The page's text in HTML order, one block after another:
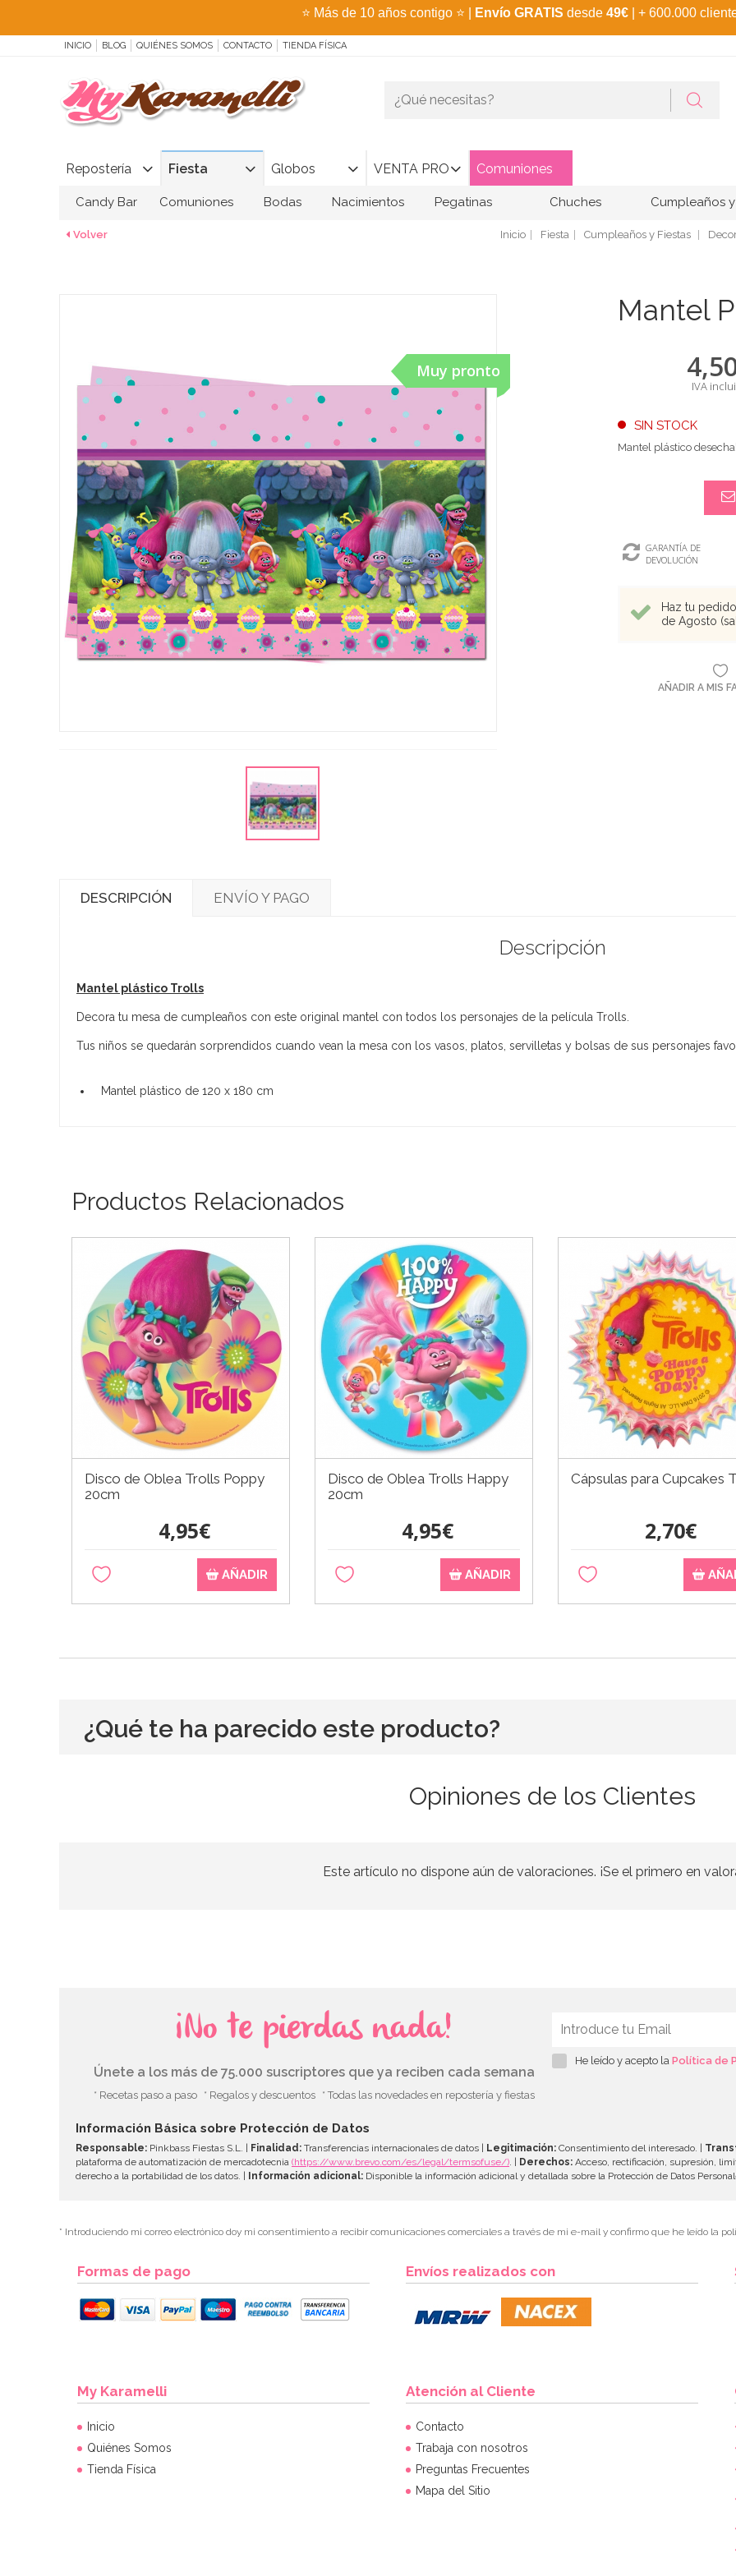
⭐ Más de 10 años contigo ⭐ Envío GRATIS desde 49€ | + 600.000
INICIO BLOG QUIÉNES SOMOS CONTACTO TIENDA FÍSICA
Repostería Fiesta Globos VENTA PRO Comuniones
Candy Bar Comuniones Bodas Nacimientos Pegatinas Chuches Cumpleaños
Volver Inicio Fiesta Cumpleaños y Fiestas
Muy pronto
Mantel
IVA
SIN STOCK
Mantel plástico
GARANTÍA DE
DEVOLUCIÓN
Haz tu
de Agosto
AÑADIR A MIS
DESCRIPCIÓN ENVÍO Y PAGO
Descripción
Mantel plástico Trolls
Decora tu mesa de cumpleaños con este original mantel con todos los personajes de la película Trolls.
Tus niños se quedarán sorprendidos cuando vean la mesa con los vasos, platos, servilletas y bolsas de sus personajes
Mantel plástico de 120 x 180 cm
Productos Relacionados
Disco de Oblea Trolls Poppy
20cm
4,95€
AÑADIR
Disco de Oblea Trolls Happy
20cm
4,95€
AÑADIR
Cápsulas para Cupcakes
2,70€
¿Qué te ha parecido este producto?
Opiniones de los Clientes
Este artículo no dispone aún de valoraciones. ¡Se el primero en
¡No te pierdas nada!
Únete a los más de 75.000 suscriptores que ya reciben cada semana
* Recetas paso a paso * Regalos y descuentos * Todas las novedades en repostería y fiestas
He leído y acepto la Política de
Información Básica sobre Protección de Datos
Responsable: Pinkbass Fiestas S.L. | Finalidad: Transferencias internacionales de datos | Legitimación: Consentimiento del interesado. |
plataforma de automatización de mercadotecnia (https://www.brevo.com/es/legal/termsofuse/) . | Derechos: Acceso, rectificación, supresión,
derecho a la portabilidad de los datos. | Información adicional: Disponible la información adicional y detallada sobre la Protección de Datos
* Introduciendo mi correo electrónico doy mi consentimiento a recibir comunicaciones comerciales a través de mi e-mail y confirmo que he leído la
Formas de pago Envíos realizados con
My Karamelli
Inicio
Quiénes Somos
Tienda Física
Atención al Cliente
Contacto
Trabaja con nosotros
Preguntas Frecuentes
Mapa del Sitio